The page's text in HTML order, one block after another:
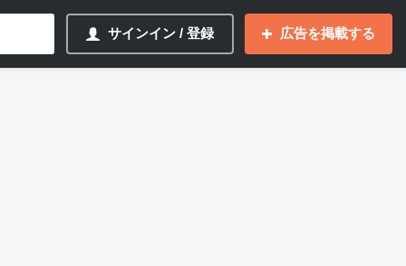
サインイン / 登録 広告を掲載する